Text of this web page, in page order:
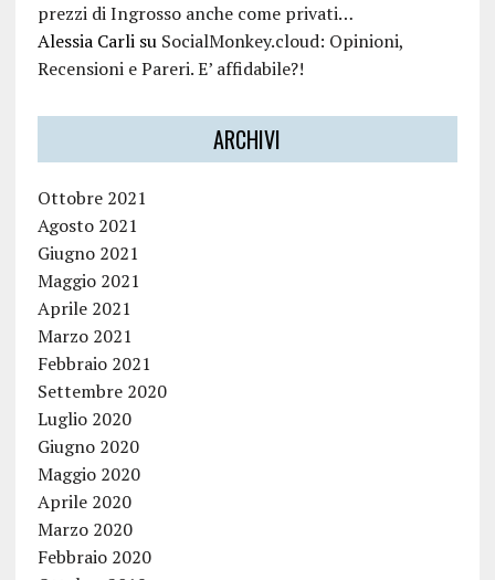
prezzi di Ingrosso anche come privati…
Alessia Carlisu SocialMonkey.cloud: Opinioni,
Recensioni e Pareri. E’ affidabile?!
ARCHIVI
Ottobre 2021
Agosto 2021
Giugno 2021
Maggio 2021
Aprile 2021
Marzo 2021
Febbraio 2021
Settembre 2020
Luglio 2020
Giugno 2020
Maggio 2020
Aprile 2020
Marzo 2020
Febbraio 2020